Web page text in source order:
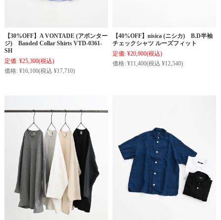
【30%OFF】A VONTADE (アボンター
ジ) Banded Collar Shirts VTD-0361-
SH
定価: ¥25,300(税込)
価格: ¥16,100(税込 ¥17,710)
【40%OFF】nisica (ニシカ) B.D半袖
チェックシャツ ルーズフィット
定価: ¥20,900(税込)
価格: ¥11,400(税込 ¥12,540)